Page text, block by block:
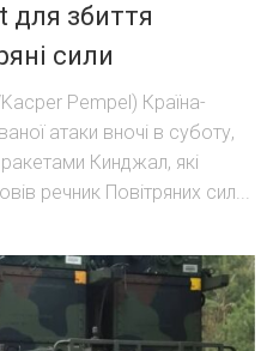
для збиття
сили
Pempel) Країна-
атаки вночі в суботу,
Кинджал, які
речник Повітряних сил...